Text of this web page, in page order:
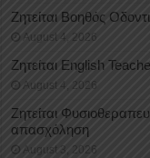
Ζητείται Βοηθός
August 4, 2026
Ζητείται English
August 4, 2026
Ζητείται
απασχόληση
August 3, 2026